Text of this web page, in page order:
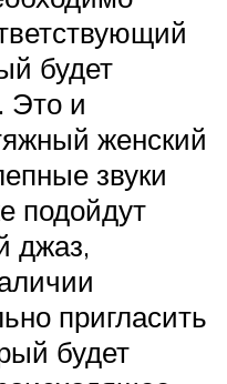
будет
Это и
женский
звуки
подойдут
джаз,
пригласить
будет